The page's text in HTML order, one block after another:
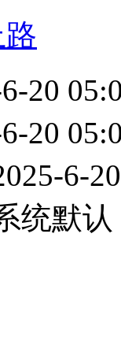
20
20
6-
统默认